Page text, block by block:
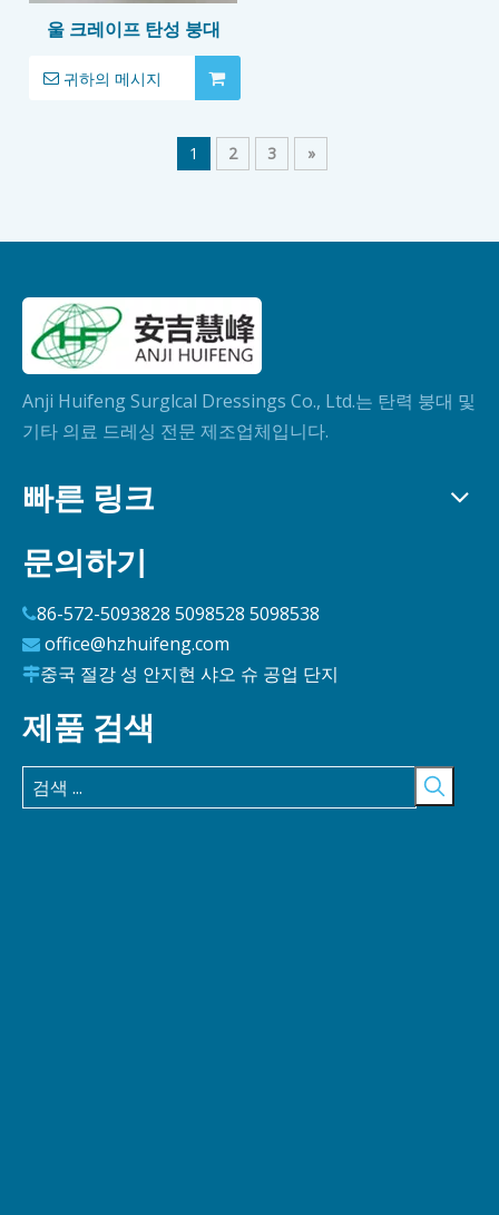
울 크레이프 탄성 붕대
귀하의 메시지
1 2 3 »
Anji Huifeng Surglcal Dressings Co., Ltd.는 탄력 붕대 및
기타 의료 드레싱 전문 제조업체입니다.
빠른 링크
문의하기
86-572-5093828 5098528 5098538
 office@hzhuifeng.com
중국 절강 성 안지현 샤오 슈 공업 단지
제품 검색